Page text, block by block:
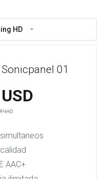
HD
01
AAC+